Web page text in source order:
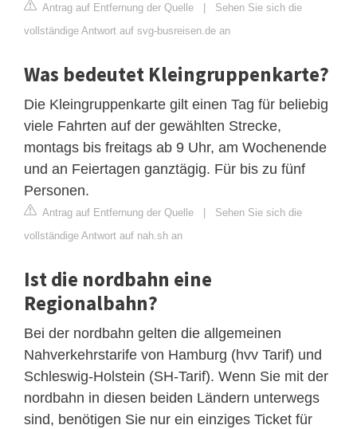
Antrag auf Entfernung der Quelle | Sehen Sie sich die
vollständige Antwort auf svg-busreisen.de an
Was bedeutet Kleingruppenkarte?
Die Kleingruppenkarte gilt einen Tag für beliebig
viele Fahrten auf der gewählten Strecke,
montags bis freitags ab 9 Uhr, am Wochenende
und an Feiertagen ganztägig. Für bis zu fünf
Personen.
Antrag auf Entfernung der Quelle | Sehen Sie sich die
vollständige Antwort auf nah.sh an
Ist die nordbahn eine
Regionalbahn?
Bei der nordbahn gelten die allgemeinen
Nahverkehrstarife von Hamburg (hvv Tarif) und
Schleswig-Holstein (SH-Tarif). Wenn Sie mit der
nordbahn in diesen beiden Ländern unterwegs
sind, benötigen Sie nur ein einziges Ticket für